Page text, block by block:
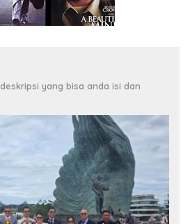
yang bisa anda isi dan